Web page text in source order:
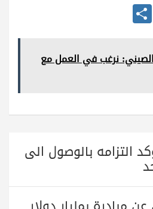
W
ha
ts
re
الصيني: نرغب في العمل مع
التزامه بالوصول الى